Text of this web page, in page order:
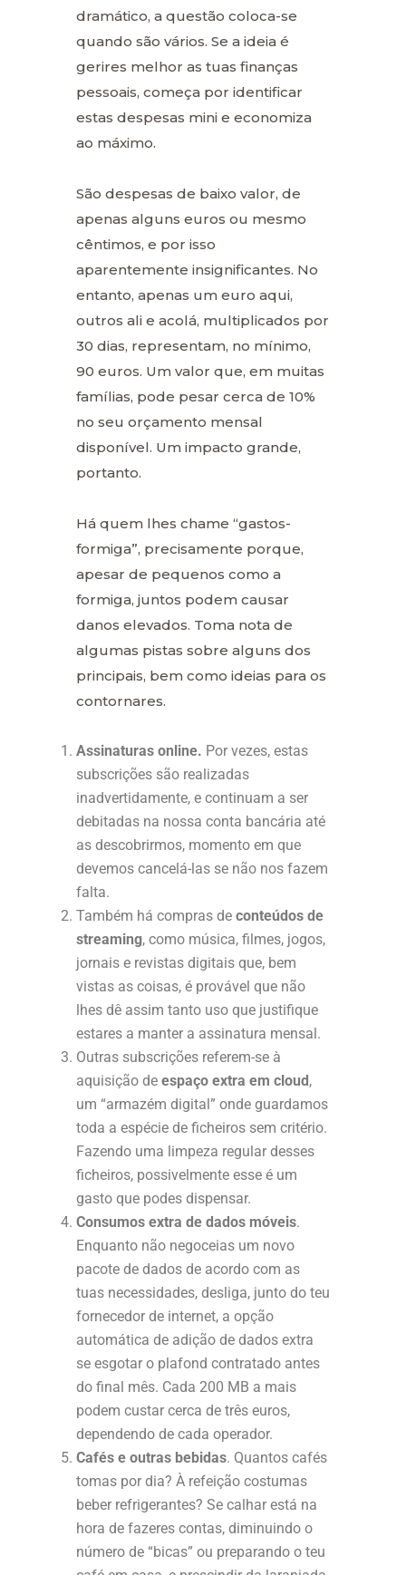
dramático, a questão coloca-se
quando são vários. Se a ideia é
gerires melhor as tuas finanças
pessoais, começa por identificar
estas despesas mini e economiza
ao máximo.
São despesas de baixo valor, de
apenas alguns euros ou mesmo
cêntimos, e por isso
aparentemente insignificantes. No
entanto, apenas um euro aqui,
outros ali e acolá, multiplicados por
30 dias, representam, no mínimo,
90 euros. Um valor que, em muitas
famílias, pode pesar cerca de 10%
no seu orçamento mensal
disponível. Um impacto grande,
portanto.
Há quem lhes chame “gastos-
formiga”, precisamente porque,
apesar de pequenos como a
formiga, juntos podem causar
danos elevados. Toma nota de
algumas pistas sobre alguns dos
principais, bem como ideias para os
contornares.
Assinaturas online. Por vezes, estas
subscrições são realizadas
inadvertidamente, e continuam a ser
debitadas na nossa conta bancária até
as descobrirmos, momento em que
devemos cancelá-las se não nos fazem
falta.
Também há compras de conteúdos de
streaming, como música, filmes, jogos,
jornais e revistas digitais que, bem
vistas as coisas, é provável que não
lhes dê assim tanto uso que justifique
estares a manter a assinatura mensal.
Outras subscrições referem-se à
aquisição de espaço extra em cloud,
um “armazém digital” onde guardamos
toda a espécie de ficheiros sem critério.
Fazendo uma limpeza regular desses
ficheiros, possivelmente esse é um
gasto que podes dispensar.
Consumos extra de dados móveis.
Enquanto não negoceias um novo
pacote de dados de acordo com as
tuas necessidades, desliga, junto do teu
fornecedor de internet, a opção
automática de adição de dados extra
se esgotar o plafond contratado antes
do final mês. Cada 200 MB a mais
podem custar cerca de três euros,
dependendo de cada operador.
Cafés e outras bebidas. Quantos cafés
tomas por dia? À refeição costumas
beber refrigerantes? Se calhar está na
hora de fazeres contas, diminuindo o
número de “bicas” ou preparando o teu